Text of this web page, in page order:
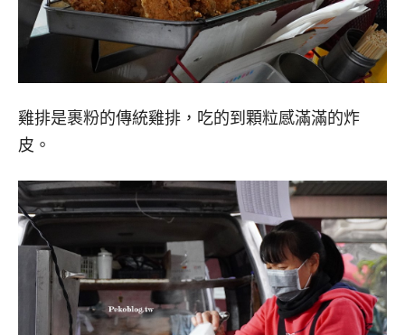
雞排是裹粉的傳統雞排，吃的到顆粒感滿滿的炸
皮。